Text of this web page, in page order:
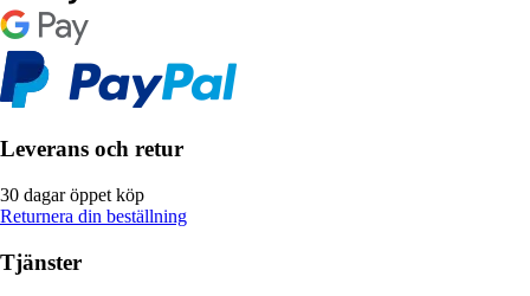
Leverans och retur
30 dagar öppet köp
Returnera din beställning
Tjänster